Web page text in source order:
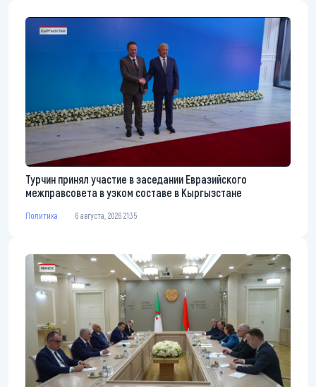
Турчин принял участие в заседании Евразийского
межправсовета в узком составе в Кыргызстане
Политика 6 августа, 2026 21:35